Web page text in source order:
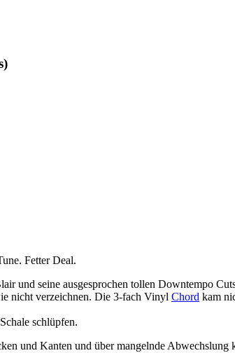
Fetter Deal.
und seine ausgesprochen tollen Downtempo
nicht verzeichnen. Die 3-fach Vinyl Chord kam
schlüpfen.
und Kanten und über mangelnde